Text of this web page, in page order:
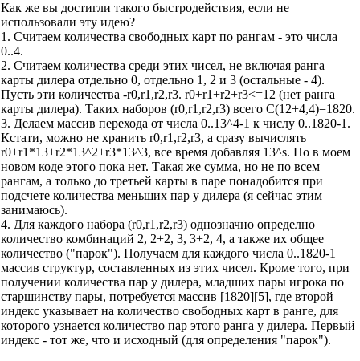
Как же вы достигли такого быстродействия, если не
использовали эту идею?
1. Считаем количества свободных карт по рангам - это числа
0..4.
2. Считаем количества среди этих чисел, не включая ранга
карты дилера отдельно 0, отдельно 1, 2 и 3 (остальные - 4).
Пусть эти количества -r0,r1,r2,r3. r0+r1+r2+r3<=12 (нет ранга
карты дилера). Таких наборов (r0,r1,r2,r3) всего С(12+4,4)=1820.
3. Делаем массив перехода от числа 0..13^4-1 к числу 0..1820-1.
Кстати, можно не хранить r0,r1,r2,r3, а сразу вычислять
r0+r1*13+r2*13^2+r3*13^3, все время добавляя 13^s. Но в моем
новом коде этого пока нет. Такая же сумма, но не по всем
рангам, а только до третьей карты в паре понадобится при
подсчете количества меньших пар у дилера (я сейчас этим
занимаюсь).
4. Для каждого набора (r0,r1,r2,r3) однозначно определно
количество комбинаций 2, 2+2, 3, 3+2, 4, а также их общее
количество ("парок"). Получаем для каждого числа 0..1820-1
массив структур, составленных из этих чисел. Кроме того, при
получении количества пар у дилера, младших пары игрока по
старшинству пары, потребуется массив [1820][5], где второй
индекс указывает на количество свободных карт в ранге, для
которого узнается количество пар этого ранга у дилера. Первый
индекс - тот же, что и исходный (для определения "парок").